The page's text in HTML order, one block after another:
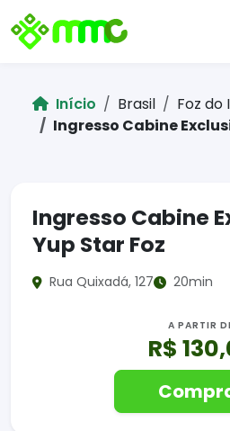
Início Brasil
Foz do
Ingresso Cabine
Ingresso Cabine
Yup Star Foz
Rua Quixadá, 127 20min
A PARTIR
R$